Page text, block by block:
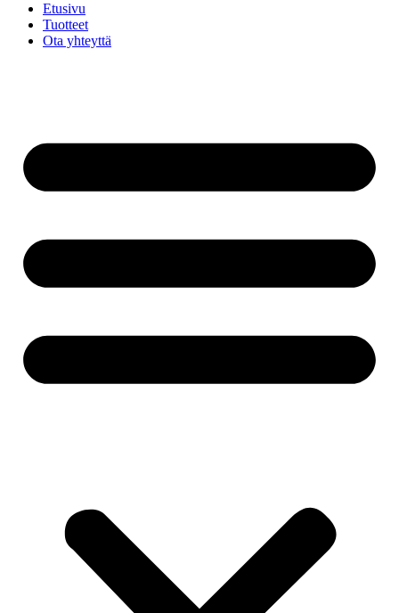
Etusivu
Tuotteet
Ota yhteyttä